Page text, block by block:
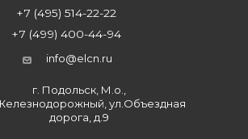
+7 (495) 514-22-22
+7 (499) 400-44-94
info@elcn.ru
г. Подольск, М.о.,
ул.Объездная
дорога, д.9